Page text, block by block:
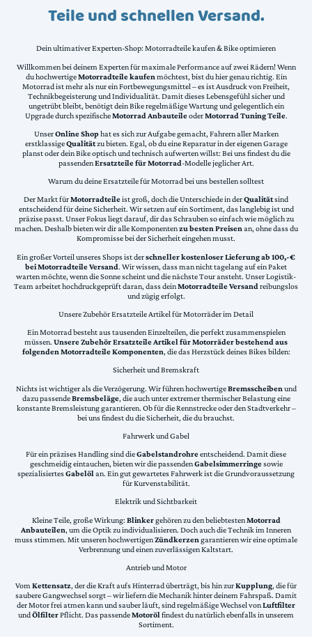
Teile und schnellen Versand.
Dein ultimativer Experten-Shop: Motorradteile kaufen & Bike optimieren
Willkommen bei deinem Experten für maximale Performance auf zwei Rädern! Wenn
du hochwertigeMotorradteile kaufen möchtest, bist du hier genau richtig. Ein
Motorrad ist mehr als nur ein Fortbewegungsmittel – es ist Ausdruck von Freiheit,
Technikbegeisterung und Individualität. Damit dieses Lebensgefühl sicher und
ungetrübt bleibt, benötigt dein Bike regelmäßige Wartung und gelegentlich ein
Upgrade durch spezifischeMotorrad AnbauteileoderMotorrad Tuning Teile.
UnserOnline Shophat es sich zur Aufgabe gemacht, Fahrern aller Marken
erstklassigeQualitätzu bieten. Egal, ob du eine Reparatur in der eigenen Garage
planst oder dein Bike optisch und technisch aufwerten willst: Bei uns findest du die
passendenErsatzteile für Motorrad-Modelle jeglicher Art.
Warum du deine Ersatzteile für Motorrad bei uns bestellen solltest
Der Markt fürMotorradteileist groß, doch die Unterschiede in derQualitätsind
entscheidend für deine Sicherheit. Wir setzen auf ein Sortiment, das langlebig ist und
präzise passt. Unser Fokus liegt darauf, dir das Schrauben so einfach wie möglich zu
machen. Deshalb bieten wir dir alle Komponentenzu besten Preisenan, ohne dass du
Kompromisse bei der Sicherheit eingehen musst.
Ein großer Vorteil unseres Shops ist derschneller kostenloser Lieferung ab 100,-€
bei Motorradteile Versand. Wir wissen, dass man nicht tagelang auf ein Paket
warten möchte, wenn die Sonne scheint und die nächste Tour ansteht. Unser Logistik-
Team arbeitet hochdruckgeprüft daran, dass deinMotorradteile Versand reibungslos
und zügig erfolgt.
Unsere Zubehör Ersatzteile Artikel für Motorräder im Detail
Ein Motorrad besteht aus tausenden Einzelteilen, die perfekt zusammenspielen
müssen. Unsere Zubehör Ersatzteile Artikel für Motorräder bestehend aus
folgenden Motorradteile Komponenten, die das Herzstück deines Bikes bilden:
Sicherheit und Bremskraft
Nichts ist wichtiger als die Verzögerung. Wir führen hochwertigeBremsscheiben und
dazu passendeBremsbeläge, die auch unter extremer thermischer Belastung eine
konstante Bremsleistung garantieren. Ob für die Rennstrecke oder den Stadtverkehr –
bei uns findest du die Sicherheit, die du brauchst.
Fahrwerk und Gabel
Für ein präzises Handling sind dieGabelstandrohreentscheidend. Damit diese
geschmeidig eintauchen, bieten wir die passendenGabelsimmerringesowie
spezialisiertesGabelölan. Ein gut gewartetes Fahrwerk ist die Grundvoraussetzung
für Kurvenstabilität.
Elektrik und Sichtbarkeit
Kleine Teile, große Wirkung: Blinkergehören zu den beliebtestenMotorrad
Anbauteilen, um die Optik zu individualisieren. Doch auch die Technik im Inneren
muss stimmen. Mit unseren hochwertigenZündkerzen garantieren wir eine optimale
Verbrennung und einen zuverlässigen Kaltstart.
Antrieb und Motor
VomKettensatz, der die Kraft aufs Hinterrad überträgt, bis hin zurKupplung, die für
saubere Gangwechsel sorgt – wir liefern die Mechanik hinter deinem Fahrspaß. Damit
der Motor frei atmen kann und sauber läuft, sind regelmäßige Wechsel vonLuftfilter
undÖlfilterPflicht. Das passendeMotorölfindest du natürlich ebenfalls in unserem
Sortiment.